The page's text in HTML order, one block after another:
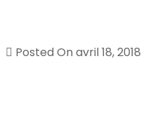
Posted On avril 18, 2018